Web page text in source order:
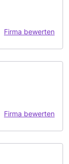
Firma bewerten
Firma bewerten